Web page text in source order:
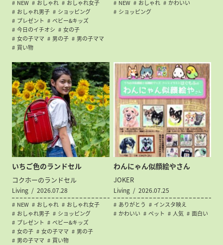
NEW おしゃれ
おしゃれ女子
おしゃれ男子
ショッピング
プレゼント
ベビー&キッズ
今日のイチオシ
女の子
女の子ママ
男の子
男の子ママ
買い物
NEW おしゃれ
かわいい
ショッピング
いちご色のランドセル
コクホーのランドセル
Living 2026.07.28
NEW おしゃれ
おしゃれ女子
おしゃれ男子
ショッピング
プレゼント
ベビー&キッズ
女の子
女の子ママ
男の子
男の子ママ
買い物
わんにゃん似顔絵やさん
JOKER
Living 2026.07.25
ありがとう
インスタ映え
かわいい
ペット 人気 面白い